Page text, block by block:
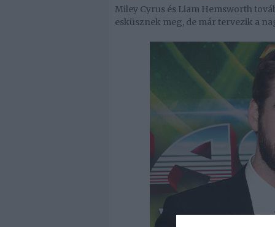
Miley Cyrus és Liam Hemsworth
esküsznek meg, de már tervezik a